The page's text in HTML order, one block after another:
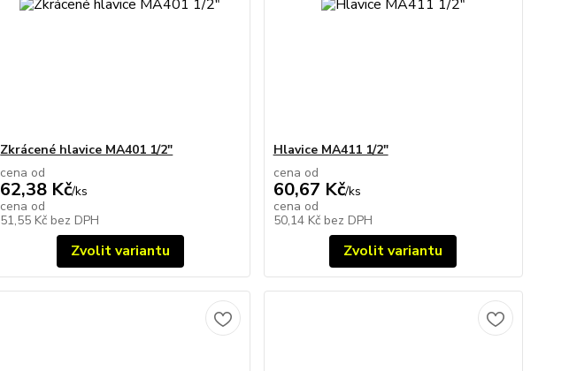
Zkrácené hlavice MA401 1/2"
cena od
62,38 Kč/ks
cena od
51,55 Kč bez DPH
Zvolit variantu
Hlavice MA411 1/2"
cena od
60,67 Kč/ks
cena od
50,14 Kč bez DPH
Zvolit variantu